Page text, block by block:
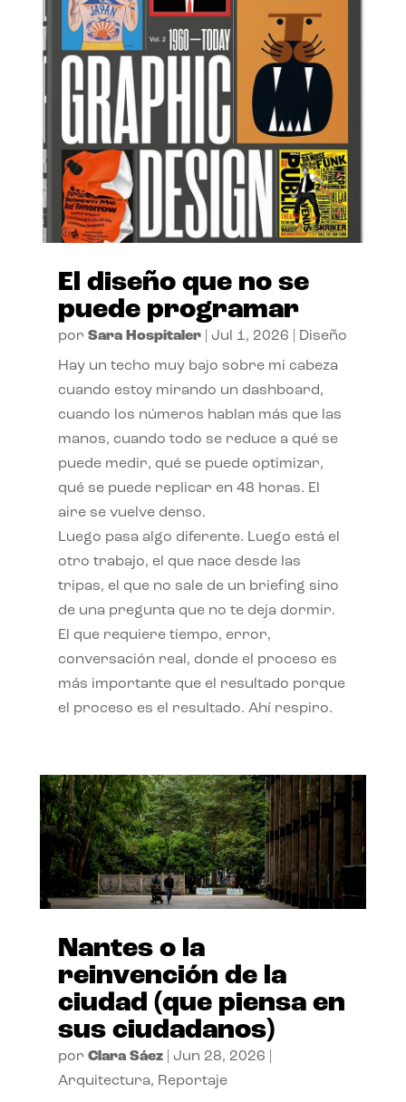
El diseño que no se
puede programar
por Sara Hospitaler| Jul 1, 2026 Diseño
Hay un techo muy bajo sobre mi cabeza
cuando estoy mirando un dashboard,
cuando los números hablan más que las
manos, cuando todo se reduce a qué se
puede medir, qué se puede optimizar,
qué se puede replicar en 48 horas. El
aire se vuelve denso.
Luego pasa algo diferente. Luego está el
otro trabajo, el que nace desde las
tripas, el que no sale de un briefing sino
de una pregunta que no te deja dormir.
El que requiere tiempo, error,
conversación real, donde el proceso es
más importante que el resultado porque
el proceso es el resultado. Ahí respiro.
Nantes o la
reinvención de la
ciudad (que piensa en
sus ciudadanos)
por Clara Sáez| Jun 28, 2026
Arquitectura, Reportaje